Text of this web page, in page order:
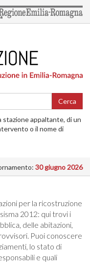
Cerca
stazione appaltante, di un
o il nome di
30 giugno 2026
per la ricostruzione
2012: qui trovi i
delle abitazioni,
Puoi conoscere
lo stato di
e quali